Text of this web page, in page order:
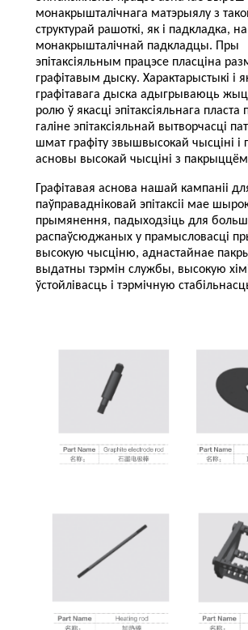
монакрышталічнага матэрыялу з
структурай рашоткі, як і падкладка, на
монакрышталічнай падкладцы. Пры
эпітаксіяльным працэсе пласціна
графітавым дыску. Характарыстыкі і
графітавага дыска адыгрываюць
ролю ў якасці эпітаксіяльнага пласта
галіне эпітаксіяльнай вытворчасці
шмат графіту звышвысокай чысціні і
асновы высокай чысціні з пакрыццём
Графітавая аснова нашай кампаніі
паўправадніковай эпітаксіі мае
прымянення, падыходзіць для
распаўсюджаных у прамысловасці
высокую чысціню, аднастайнае
выдатны тэрмін службы, высокую
ўстойлівасць і тэрмічную